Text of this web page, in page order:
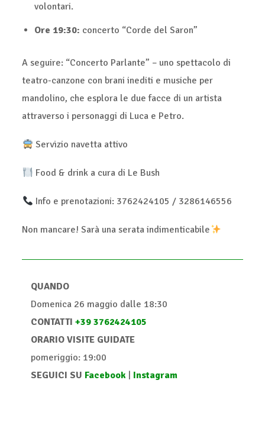
volontari.
Ore 19:30: concerto “Corde del Saron”
A seguire: “Concerto Parlante” – uno spettacolo di
teatro-canzone con brani inediti e musiche per
mandolino, che esplora le due facce di un artista
attraverso i personaggi di Luca e Petro.
Servizio navetta attivo
Food & drink a cura di Le Bush
Info e prenotazioni: 3762424105 / 3286146556
Non mancare! Sarà una serata indimenticabile
QUANDO
Domenica 26 maggio dalle 18:30
CONTATTI+39 3762424105
ORARIO VISITE GUIDATE
pomeriggio: 19:00
SEGUICI SU Facebook Instagram